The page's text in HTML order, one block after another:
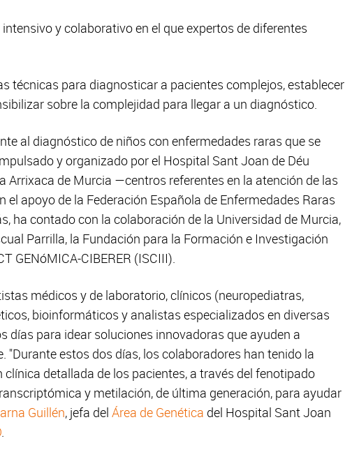
y colaborativo en el que expertos de diferentes
técnicas para diagnosticar a pacientes complejos, establecer
sobre la complejidad para llegar a un diagnóstico.
al diagnóstico de niños con enfermedades raras que se
y organizado por el Hospital Sant Joan de Déu
Arrixaca de Murcia —centros referentes en la atención de las
el apoyo de la Federación Española de Enfermedades Raras
ha contado con la colaboración de la Universidad de Murcia,
Parrilla, la Fundación para la Formación e Investigación
GENóMICA-CIBERER (ISCIII).
médicos y de laboratorio, clínicos (neuropediatras,
bioinformáticos y analistas especializados en diversas
para idear soluciones innovadoras que ayuden a
estos dos días, los colaboradores han tenido la
detallada de los pacientes, a través del fenotipado
y metilación, de última generación, para ayudar
Guillén, jefa del Área de Genética del Hospital Sant Joan
.